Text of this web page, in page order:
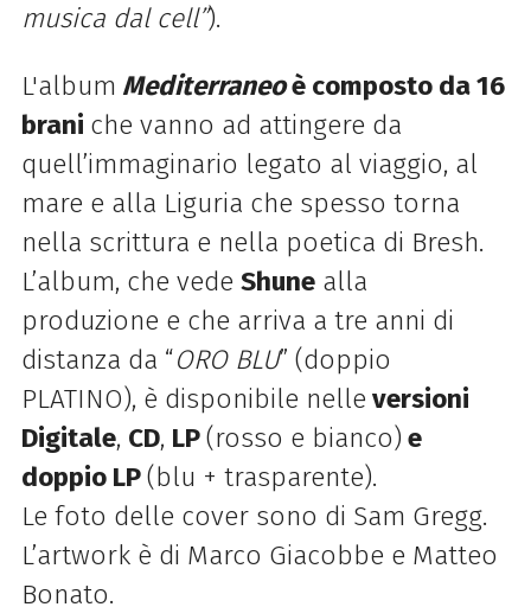
musica dal cell”).
L'album Mediterraneoè composto da 16
brani che vanno ad attingere da
quell’immaginario legato al viaggio, al
mare e alla Liguria che spesso torna
nella scrittura e nella poetica di Bresh.
L’album, che vede Shunealla
produzione e che arriva a tre anni di
distanza da “ORO BLU” (doppio
PLATINO), è disponibile nelle versioni
Digitale, CD, LP(rosso e bianco) e
doppio LP(blu + trasparente).
Le foto delle cover sono di Sam Gregg.
L’artwork è di Marco Giacobbe e Matteo
Bonato.